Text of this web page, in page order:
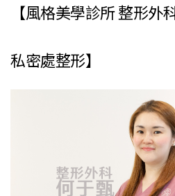
【風格美學診所 整形外
私密處整形】